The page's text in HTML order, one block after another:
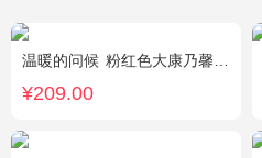
温暖的问候 粉红色大康乃馨8枝，粉色玫瑰6枝，点缀适量黄莺、深山樱和绿叶。
¥209.00